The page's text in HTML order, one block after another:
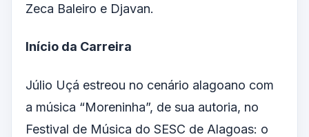
Zeca Baleiro e Djavan.
Início da Carreira
Júlio Uçá estreou no cenário alagoano com
a música “Moreninha”, de sua autoria, no
Festival de Música do SESC de Alagoas: o